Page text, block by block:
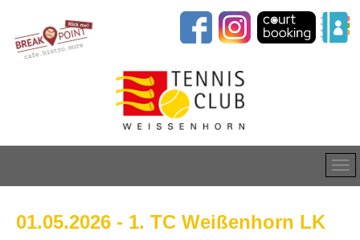
01.05.2026 - 1. TC Weißenhorn LK